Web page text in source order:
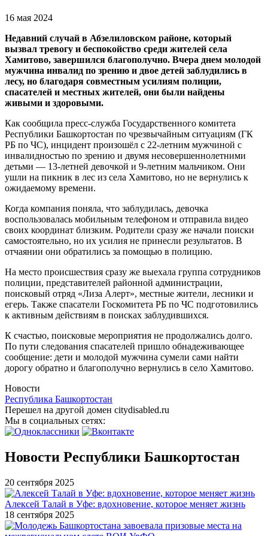
16 мая 2024
Недавний случай в Абзелиловском районе, который
вызвал тревогу и беспокойство среди жителей села
Хамитово, завершился благополучно. Вчера днем молодой
мужчина инвалид по зрению и двое детей заблудились в
лесу, но благодаря совместным усилиям полиции,
спасателей и местных жителей, они были найдены
живыми и здоровыми.
Как сообщила пресс-служба Государственного комитета
Республики Башкортостан по чрезвычайным ситуациям (ГК
РБ по ЧС), инцидент произошёл с 22-летним мужчиной с
инвалидностью по зрению и двумя несовершеннолетними
детьми — 13-летней девочкой и 9-летним мальчиком. Они
ушли на пикник в лес из села Хамитово, но не вернулись к
ожидаемому времени.
Когда компания поняла, что заблудилась, девочка
воспользовалась мобильным телефоном и отправила видео
своих координат близким. Родители сразу же начали поиски
самостоятельно, но их усилия не принесли результатов. В
отчаянии они обратились за помощью в полицию.
На место происшествия сразу же выехала группа сотрудников
полиции, представителей районной администрации,
поисковый отряд «Лиза Алерт», местные жители, лесники и
егерь. Также спасатели Госкомитета РБ по ЧС подготовились
к активным действиям в поисках заблудившихся.
К счастью, поисковые мероприятия не продолжались долго.
По пути следования спасателей пришло обнадеживающее
сообщение: дети и молодой мужчина сумели сами найти
дорогу обратно и благополучно вернулись в село Хамитово.
Новости
Республика Башкортостан
Перешел на другой домен citydisabled.ru
Мы в социальных сетях:
Новости Республики Башкортостан
20 сентября 2025
Алексей Талай в Уфе: вдохновение, которое меняет жизнь
18 сентября 2025